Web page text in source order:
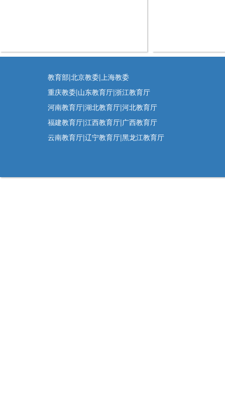
教育部|北京教委|上海教委
重庆教委|山东教育厅|浙江教育厅
河南教育厅|湖北教育厅|河北教育厅
福建教育厅|江西教育厅|广西教育厅
云南教育厅|辽宁教育厅|黑龙江教育厅